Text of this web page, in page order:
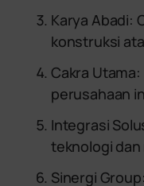
Karya Abadi:
konstruksi
Cakra
perusahaan
Integrasi
teknologi
Sinergi